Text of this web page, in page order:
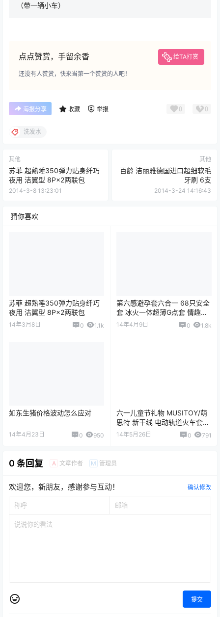
（带一辆小车）
点点赞赏，手留余香 给TA打赏
还没有人赞赏，快来当第一个赞赏的人吧！
海报分享 收藏 举报 0 0
洗发水
其他
苏菲 超熟睡350弹力贴身纤巧
夜用 洁翼型 8P×2两联包
2014-3-8 13:23:01
其他
百龄 洁丽雅德国进口超细软毛
牙刷 6支
2014-3-24 14:16:43
猜你喜欢
苏菲 超熟睡350弹力贴身纤巧
夜用 洁翼型 8P×2两联包
14年3月8日 0 1.1k
第六感避孕套六合一 68只安全
套 冰火一体超薄G点套 情趣成
人用品
14年4月9日 0 1.8k
如东生猪价格波动怎么应对
14年4月23日 0 950
六一儿童节礼物 MUSITOY/萌
思特 新干线 电动轨道火车套装
（带一辆小车）
14年5月26日 0 791
0 条回复 A 文章作者 M 管理员
欢迎您，新朋友，感谢参与互动！ 确认修改
提交